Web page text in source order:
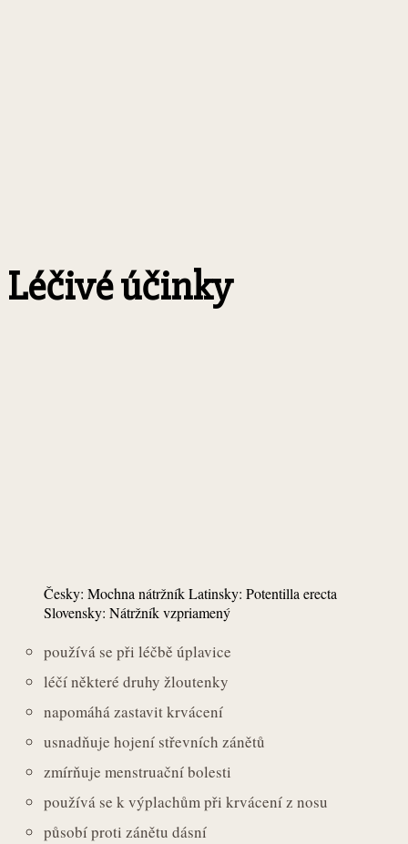
Léčivé účinky
Česky: Mochna nátržník Latinsky: Potentilla erecta
Slovensky: Nátržník vzpriamený
používá se při léčbě úplavice
léčí některé druhy žloutenky
napomáhá zastavit krvácení
usnadňuje hojení střevních zánětů
zmírňuje menstruační bolesti
používá se k výplachům při krvácení z nosu
působí proti zánětu dásní